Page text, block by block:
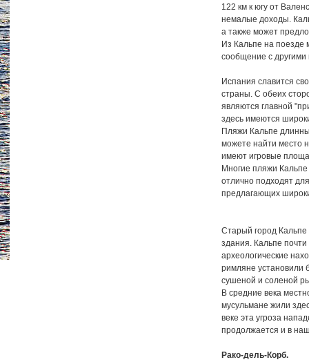
122 км к югу от
немалые доходы.
а также может
Из Кальпе на поезде
сообщение с
Испания славится
страны. С обеих
являются главной
здесь имеются
Пляжи Кальпе
можете найти место
имеют игровые
Многие пляжи Кальпе
отлично подходят
предлагающих
Старый город
здания. Кальпе
археологические
римляне установили
сушеной и соленой
В средние века
мусульмане жили
веке эта угроза
продолжается и в
Рако-дель-Корб.